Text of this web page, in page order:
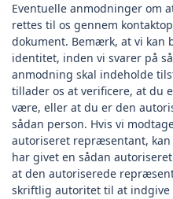
Eventuelle anmodninger om
rettes til os gennem
dokument. Bemærk, at vi kan
identitet, inden vi svarer på
anmodning skal indeholde
tillader os at verificere, at du
være, eller at du er den
sådan person. Hvis vi
autoriseret repræsentant, kan
har givet en sådan
at den autoriserede
skriftlig autoritet til at indgive